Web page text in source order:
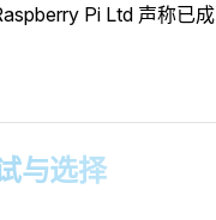
Pi Ltd 声称已
与选择